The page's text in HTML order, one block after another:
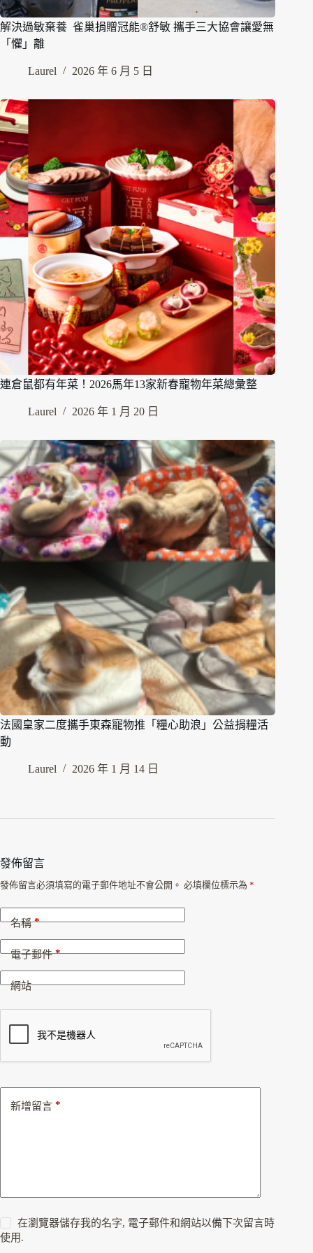
解決過敏棄養 雀巢捐贈冠能®舒敏 攜手三大協會讓愛無
「懼」離
Laurel 2026 年 6 月 5 日
連倉鼠都有年菜！2026馬年13家新春寵物年菜總彙整
Laurel 2026 年 1 月 20 日
法國皇家二度攜手東森寵物推「糧心助浪」公益捐糧活
動
Laurel 2026 年 1 月 14 日
發佈留言
發佈留言必須填寫的電子郵件地址不會公開。 必填欄位標示為 *
名稱*
電子郵件*
網站
新增留言 *
在瀏覽器儲存我的名字, 電子郵件和網站以備下次留言時
使用.